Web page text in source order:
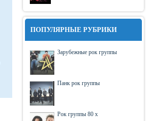
ПОПУЛЯРНЫЕ РУБРИКИ
Зарубежные рок группы
Панк рок группы
Рок группы 80 х